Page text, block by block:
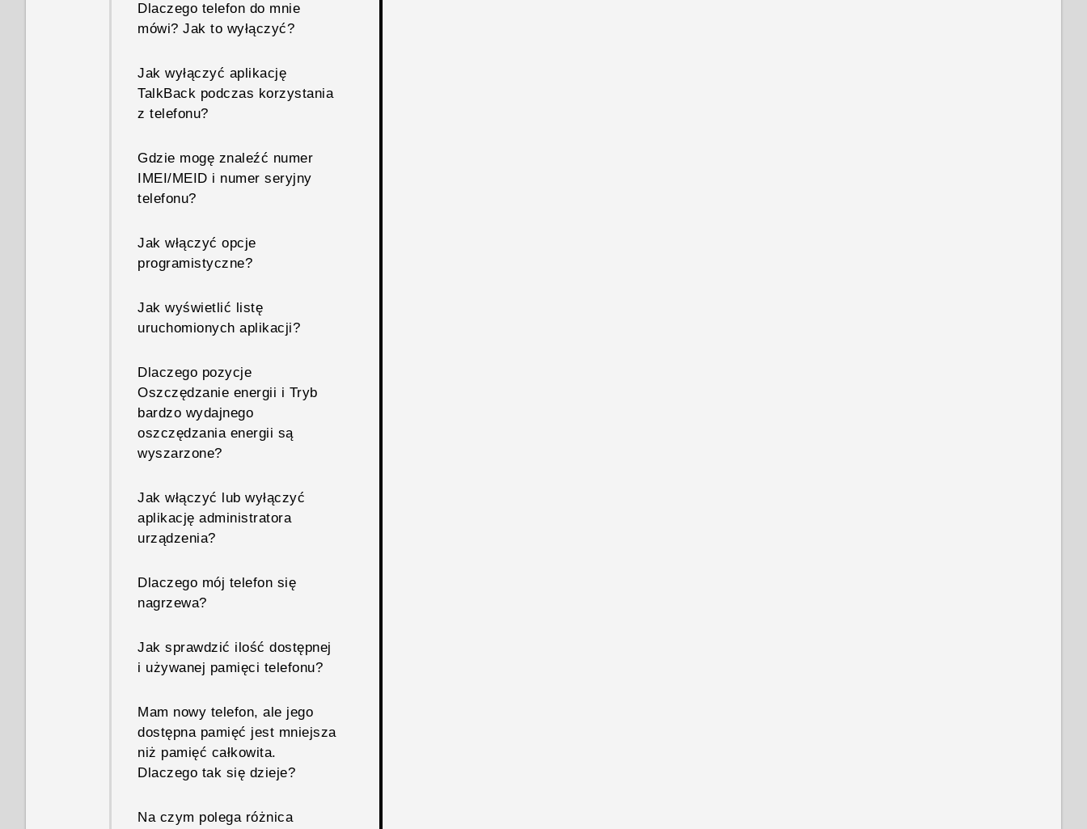
Dlaczego telefon do mnie
mówi? Jak to wyłączyć?
Jak wyłączyć aplikację
TalkBack podczas korzystania
z telefonu?
Gdzie mogę znaleźć numer
IMEI/MEID i numer seryjny
telefonu?
Jak włączyć opcje
programistyczne?
Jak wyświetlić listę
uruchomionych aplikacji?
Dlaczego pozycje
Oszczędzanie energii i Tryb
bardzo wydajnego
oszczędzania energii są
wyszarzone?
Jak włączyć lub wyłączyć
aplikację administratora
urządzenia?
Dlaczego mój telefon się
nagrzewa?
Jak sprawdzić ilość dostępnej
i używanej pamięci telefonu?
Mam nowy telefon, ale jego
dostępna pamięć jest mniejsza
niż pamięć całkowita.
Dlaczego tak się dzieje?
Na czym polega różnica